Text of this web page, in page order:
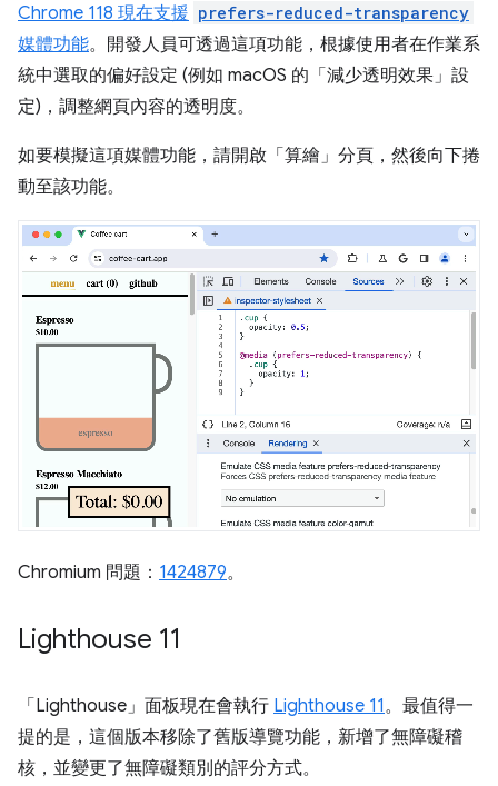
Chrome 118 現在支援 prefers-reduced-transparency
媒體功能。開發人員可透過這項功能，根據使用者在作業系
統中選取的偏好設定 (例如 macOS 的「減少透明效果」 設
定)，調整網頁內容的透明度。
如要模擬這項媒體功能，請開啟「算繪」 分頁，然後向下捲
動至該功能。
Chromium 問題： 1424879。
Lighthouse 11
「Lighthouse」 面板現在會執行 Lighthouse 11。最值得一
提的是，這個版本移除了舊版導覽功能，新增了無障礙稽
核，並變更了無障礙類別的評分方式。